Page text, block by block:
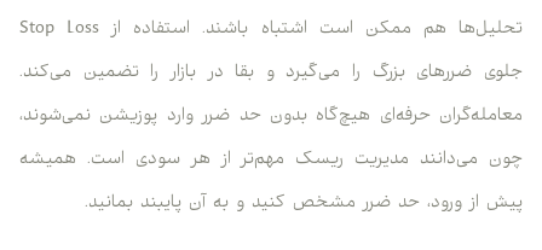
تحلیل‌ها هم ممکن است اشتباه باشند. استفاده از Stop Loss
جلوی ضررهای بزرگ را می‌گیرد و بقا در بازار را تضمین می‌کند.
معامله‌گران حرفه‌ای هیچ‌گاه بدون حد ضرر وارد پوزیشن نمی‌شوند،
چون می‌دانند مدیریت ریسک مهم‌تر از هر سودی است. همیشه
پیش از ورود، حد ضرر مشخص کنید و به آن پایبند بمانید.